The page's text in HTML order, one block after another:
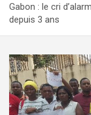
Gabon : le cri
depuis 3 ans